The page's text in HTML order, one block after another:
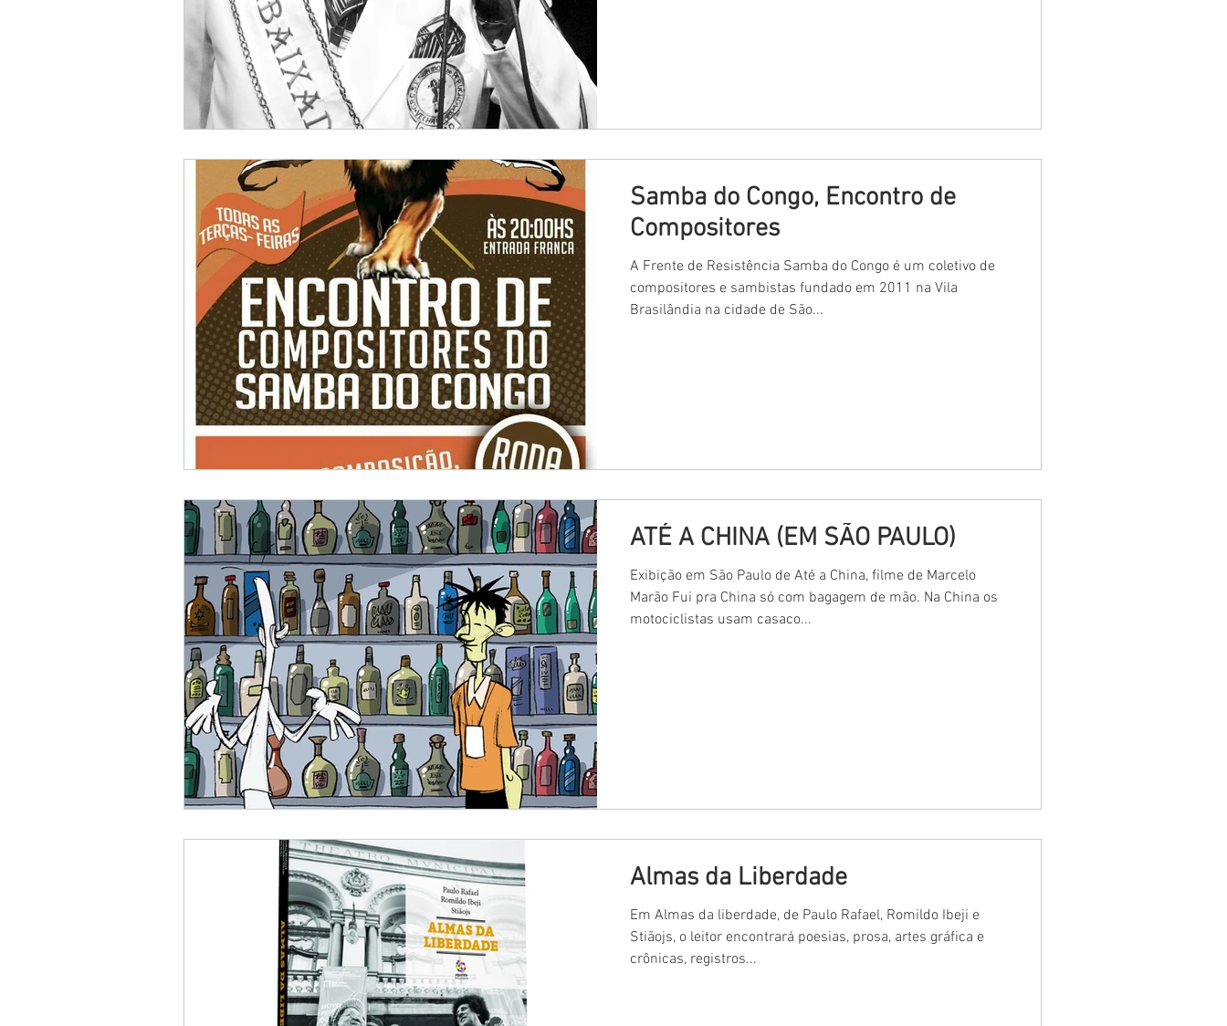
Samba do Congo, Encontro de
Compositores
A Frente de Resistência Samba do Congo é um coletivo de
compositores e sambistas fundado em 2011 na Vila
Brasilândia na cidade de São...
ATÉ A CHINA (EM SÃO PAULO)
Exibição em São Paulo de Até a China, filme de Marcelo
Marão Fui pra China só com bagagem de mão. Na China os
motociclistas usam casaco...
Almas da Liberdade
Em Almas da liberdade, de Paulo Rafael, Romildo Ibeji e
Stiãojs, o leitor encontrará poesias, prosa, artes gráfica e
crônicas, registros...